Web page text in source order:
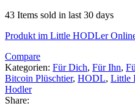
43 Items sold in last 30 days
Produkt im Little HODLer
Compare
Kategorien: Für Dich, Für Ihn,
Bitcoin Plüschtier, HODL, Little
Hodler
Share: